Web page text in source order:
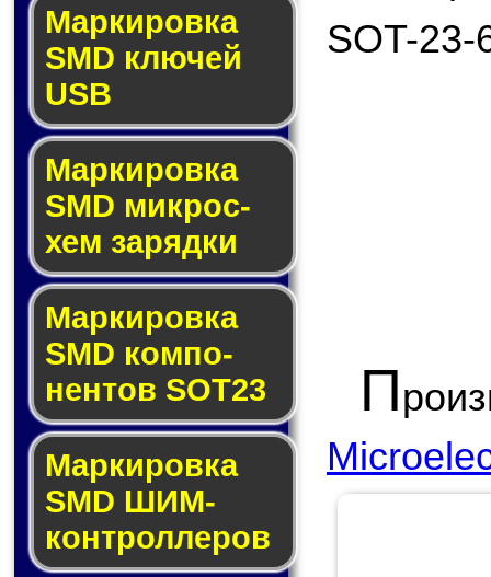
Маркировка
SMD клю­чей
USB
Маркировка
SMD мик­рос­
хем за­ряд­ки
Маркировка
SMD ком­по­
нен­тов SOT23
Маркировка
SMD ШИМ-
кон­трол­ле­ров
SOT-23-
П